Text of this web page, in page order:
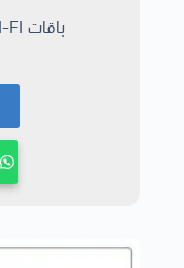
باقات WI-FI